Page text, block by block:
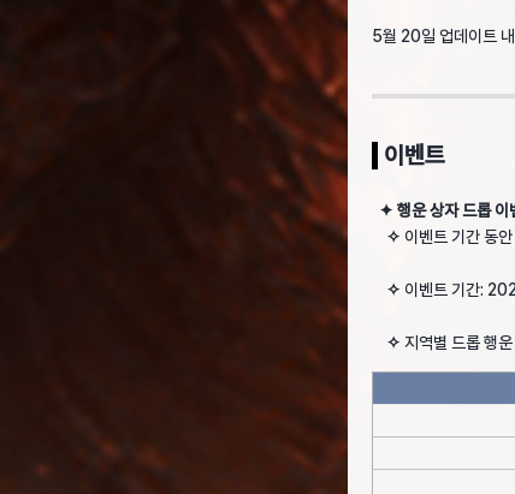
5월 20일 업데이트
이벤트
✦ 행운 상자 드롭 이
✧ 이벤트 기간 동
✧ 이벤트 기간:
✧ 지역별 드롭 행